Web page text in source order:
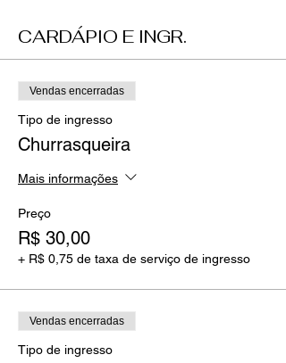
CARDÁPIO E INGR.
Vendas encerradas
Tipo de ingresso
Churrasqueira
Mais informações
Preço
R$ 30,00
+ R$ 0,75 de taxa de serviço de ingresso
Vendas encerradas
Tipo de ingresso